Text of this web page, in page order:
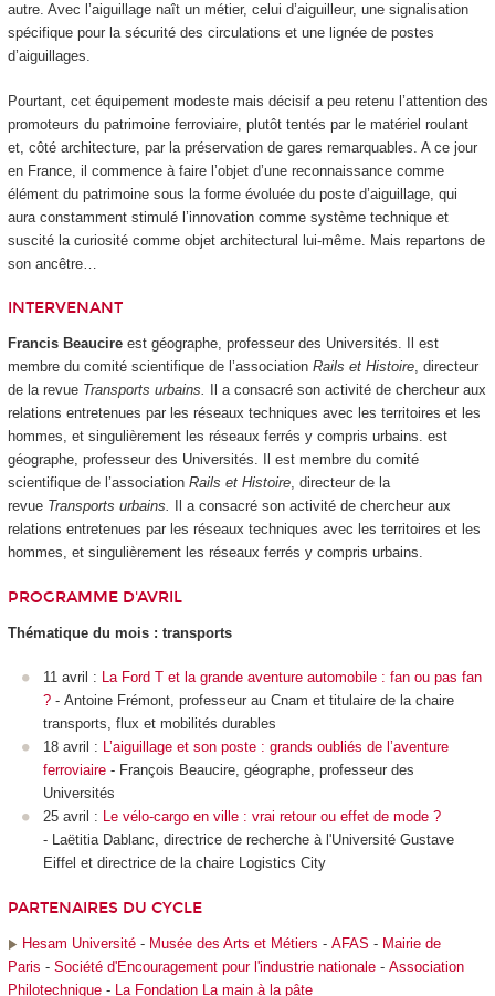
autre. Avec l’aiguillage naît un métier, celui d’aiguilleur, une signalisation
spécifique pour la sécurité des circulations et une lignée de postes
d’aiguillages.
Pourtant, cet équipement modeste mais décisif a peu retenu l’attention des
promoteurs du patrimoine ferroviaire, plutôt tentés par le matériel roulant
et, côté architecture, par la préservation de gares remarquables. A ce jour
en France, il commence à faire l’objet d’une reconnaissance comme
élément du patrimoine sous la forme évoluée du poste d’aiguillage, qui
aura constamment stimulé l’innovation comme système technique et
suscité la curiosité comme objet architectural lui-même. Mais repartons de
son ancêtre…
INTERVENANT
Francis Beaucireest géographe, professeur des Universités. Il est
membre du comité scientifique de l’association Rails et Histoire, directeur
de la revue Transports urbains.
Il a consacré son activité de chercheur aux
relations entretenues par les réseaux techniques avec les territoires et les
hommes, et singulièrement les réseaux ferrés y compris urbains. est
géographe, professeur des Universités. Il est membre du comité
scientifique de l’association Rails et Histoire, directeur de la
revue Transports urbains.
Il a consacré son activité de chercheur aux
relations entretenues par les réseaux techniques avec les territoires et les
hommes, et singulièrement les réseaux ferrés y compris urbains.
PROGRAMME D'AVRIL
Thématique du mois : transports
11 avril : La Ford T et la grande aventure automobile : fan ou pas fan
? - Antoine Frémont, professeur au Cnam et titulaire de la chaire
transports, flux et mobilités durables
18 avril : L’aiguillage et son poste : grands oubliés de l’aventure
ferroviaire - François Beaucire, géographe, professeur des
Universités
25 avril : Le vélo-cargo en ville : vrai retour ou effet de mode ?
- Laëtitia Dablanc, directrice de recherche à l'Université Gustave
Eiffel et directrice de la chaire Logistics City
PARTENAIRES DU CYCLE
Hesam Université- Musée des Arts et Métiers - AFAS - Mairie de
Paris - Société d'Encouragement pour l'industrie nationale- Association
Philotechnique- La Fondation La main à la pâte